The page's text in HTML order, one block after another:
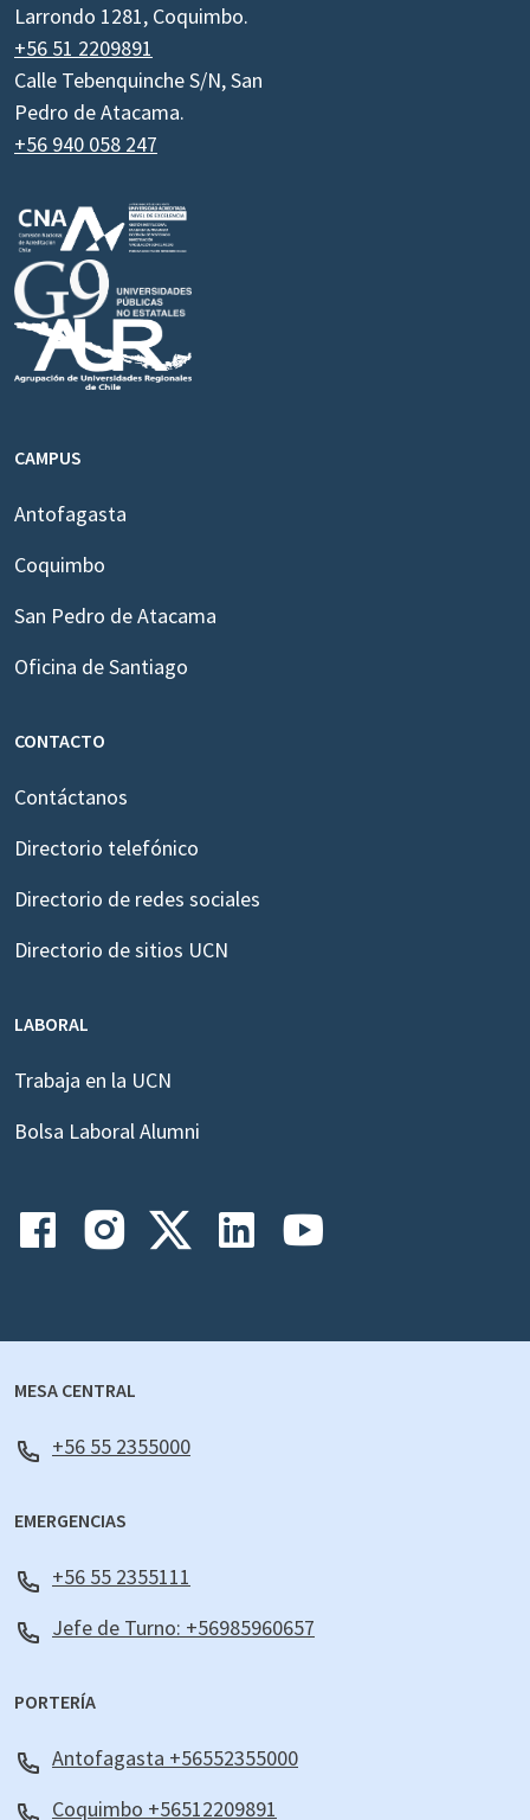
Larrondo 1281, Coquimbo.
+56 51 2209891
Calle Tebenquinche S/N, San
Pedro de Atacama.
+56 940 058 247
CAMPUS
Antofagasta
Coquimbo
San Pedro de Atacama
Oficina de Santiago
CONTACTO
Contáctanos
Directorio telefónico
Directorio de redes sociales
Directorio de sitios UCN
LABORAL
Trabaja en la UCN
Bolsa Laboral Alumni
MESA CENTRAL
+56 55 2355000
EMERGENCIAS
+56 55 2355111
Jefe de Turno: +56985960657
PORTERÍA
Antofagasta +56552355000
Coquimbo +56512209891